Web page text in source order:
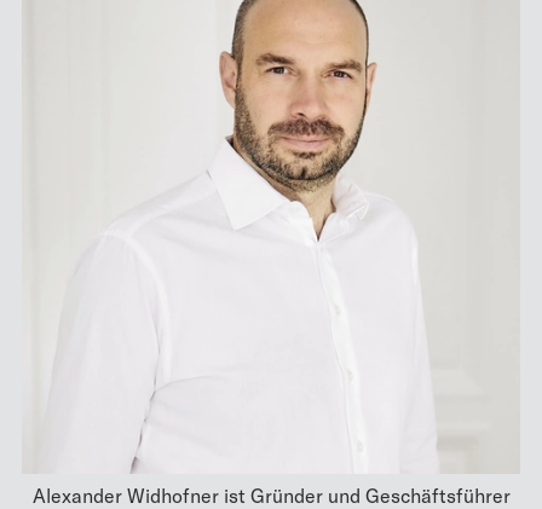
Alexander Widhofner ist Gründer und Geschäftsführer